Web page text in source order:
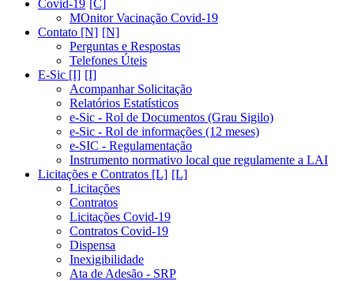
Covid-19
MOnitor Vacinação Covid-19
Contato [N]
Perguntas e Respostas
Telefones Úteis
E-Sic [I]
Acompanhar Solicitação
Relatórios Estatísticos
e-Sic - Rol de Documentos (Grau Sigilo)
e-Sic - Rol de informações (12 meses)
e-SIC - Regulamentação
Instrumento normativo local que regulamente a LAI
Licitações e Contratos [L]
Licitações
Contratos
Licitações Covid-19
Contratos Covid-19
Dispensa
Inexigibilidade
Ata de Adesão - SRP